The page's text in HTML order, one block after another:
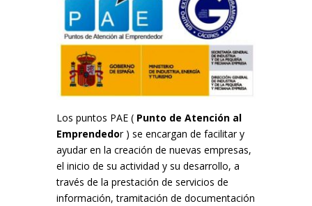
Los puntos PAE ( Punto de Atención al
Emprendedor ) se encargan de facilitar y
ayudar en la creación de nuevas empresas,
el inicio de su actividad y su desarrollo, a
través de la prestación de servicios de
información, tramitación de documentación